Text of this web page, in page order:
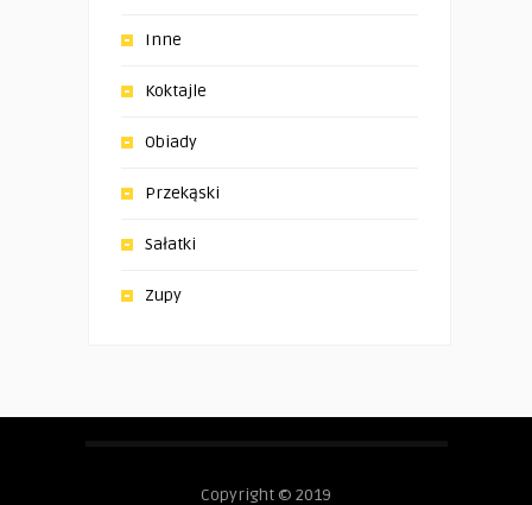
Inne
Koktajle
Obiady
Przekąski
Sałatki
Zupy
Copyright © 2019